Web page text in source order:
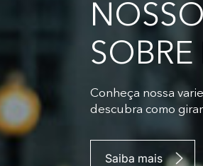
SOBRE
Conheça nossa
descubra como
Saiba mais